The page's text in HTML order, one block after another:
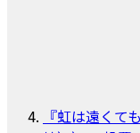
『虹は遠く